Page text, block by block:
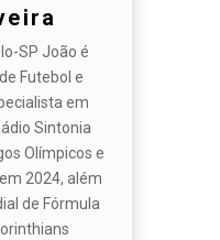
SP João é
Futebol e
em
Sintonia
Olímpicos e
2024, além
de Fórmula